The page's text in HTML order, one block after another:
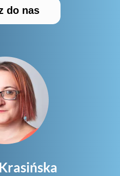
do nas